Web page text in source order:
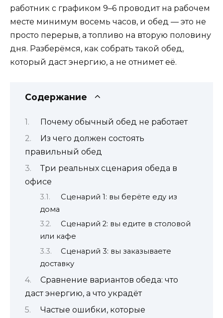
работник с графиком 9–6 проводит на рабочем
месте минимум восемь часов, и обед — это не
просто перерыв, а топливо на вторую половину
дня. Разберёмся, как собрать такой обед,
который даст энергию, а не отнимет её.
Содержание
Почему обычный обед не работает
Из чего должен состоять
правильный обед
Три реальных сценария обеда в
офисе
Сценарий 1: вы берёте еду из
дома
Сценарий 2: вы едите в столовой
или кафе
Сценарий 3: вы заказываете
доставку
Сравнение вариантов обеда: что
даст энергию, а что украдёт
Частые ошибки, которые